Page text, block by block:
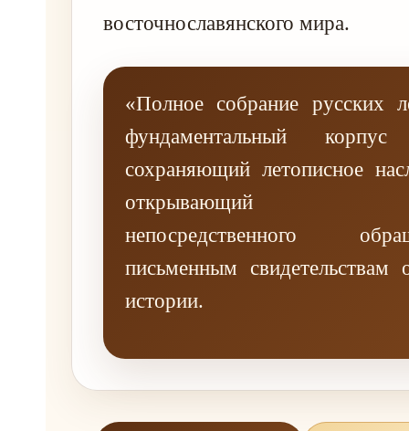
восточнославянского мира.
«Полное собрание русских
фундаментальный корпус
сохраняющий летописное
открывающий
непосредственного
письменным свидетельствам
истории.